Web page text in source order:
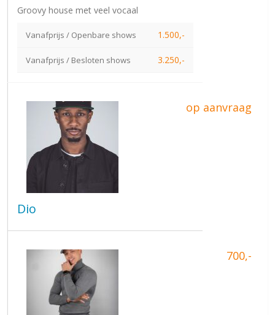
Groovy house met veel vocaal
Vanafprijs / Openbare shows 1.500,-
Vanafprijs / Besloten shows 3.250,-
Dio
op aanvraag
700,-